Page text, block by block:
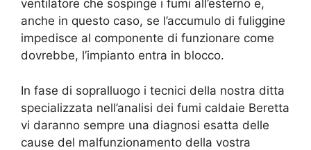
ventilatore che sospinge i fumi all’esterno e,
anche in questo caso, se l’accumulo di fuliggine
impedisce al componente di funzionare come
dovrebbe, l’impianto entra in blocco.
In fase di sopralluogo i tecnici della nostra ditta
specializzata nell’analisi dei fumi caldaie Beretta
vi daranno sempre una diagnosi esatta delle
cause del malfunzionamento della vostra